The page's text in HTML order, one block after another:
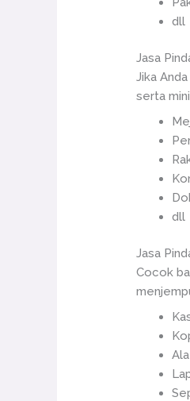
dll
Jasa
Jika
serta
dll
Jasa
Cocok